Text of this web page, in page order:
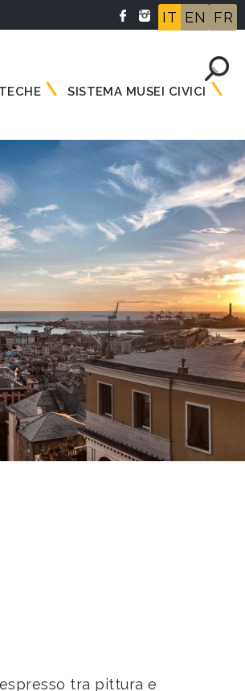
IT EN FR
SISTEMA MUSEI CIVICI
tra pittura e